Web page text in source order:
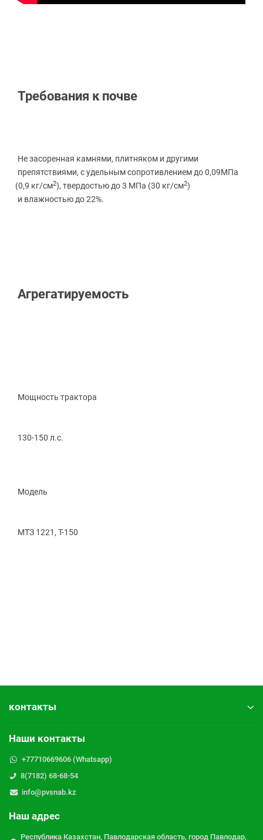
Требования к почве
Не засоренная камнями, плитняком и другими
препятствиями, с удельным сопротивлением до 0,09МПа
(0,9 кг/см2), твердостью до 3 МПа (30 кг/см2)
и влажностью до 22%.
Агрегатируемость
Мощность трактора
130-150 л.с.
Модель
МТЗ 1221, Т-150
контакты
Наши контакты
+77710669606 (Whatsapp)
8(7182) 68-68-54
info@pvsnab.kz
Наш адрес
Республика Казахстан, Павлодарская область, город Павлодар,